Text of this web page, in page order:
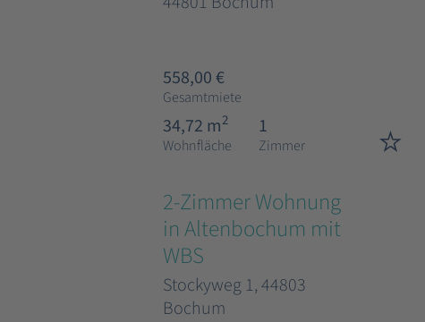
558,00 €
Gesamtmiete
34,72 m2
Wohnfläche
1
Zimmer
2-Zimmer Wohnung
in Altenbochum mit
WBS
Stockyweg 1, 44803
Bochum